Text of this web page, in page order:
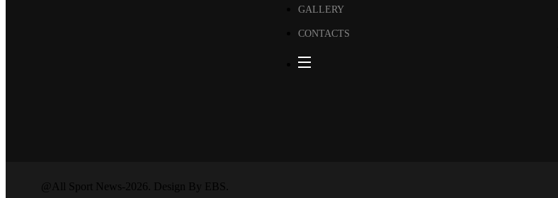
GALLERY
CONTACTS
@All Sport News-2026. Design By EBS.